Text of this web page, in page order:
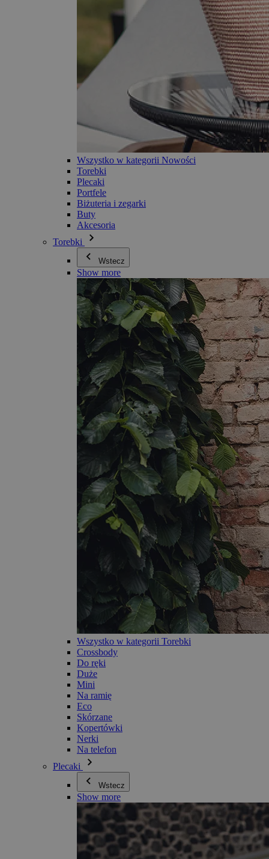
Wszystko w kategorii Nowości
Torebki
Plecaki
Portfele
Biżuteria i zegarki
Buty
Akcesoria
Torebki
Wstecz
Show more
Wszystko w kategorii Torebki
Crossbody
Do ręki
Duże
Mini
Na ramię
Eco
Skórzane
Kopertówki
Nerki
Na telefon
Plecaki
Wstecz
Show more